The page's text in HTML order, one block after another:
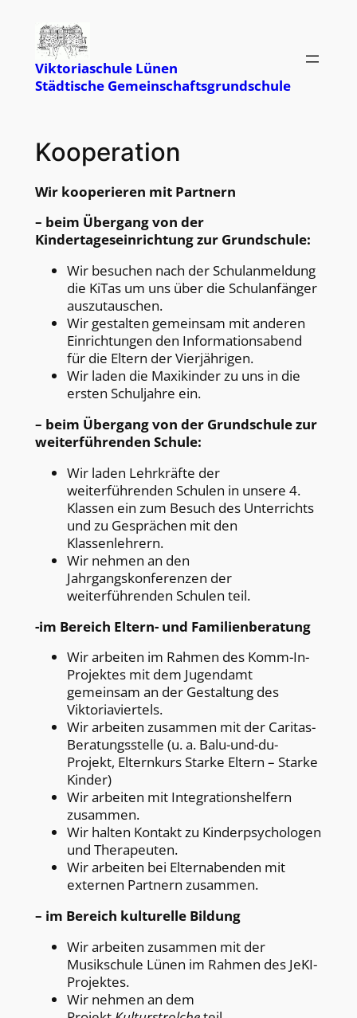
Inhalt
springen
Viktoriaschule Lünen
Städtische Gemeinschaftsgrundschule
Kooperation
Wir kooperieren mit Partnern
– beim Übergang von der
Kindertageseinrichtung zur Grundschule:
Wir besuchen nach der Schulanmeldung
die KiTas um uns über die Schulanfänger
auszutauschen.
Wir gestalten gemeinsam mit anderen
Einrichtungen den Informationsabend
für die Eltern der Vierjährigen.
Wir laden die Maxikinder zu uns in die
ersten Schuljahre ein.
– beim Übergang von der Grundschule zur
weiterführenden Schule:
Wir laden Lehrkräfte der
weiterführenden Schulen in unsere 4.
Klassen ein zum Besuch des Unterrichts
und zu Gesprächen mit den
Klassenlehrern.
Wir nehmen an den
Jahrgangskonferenzen der
weiterführenden Schulen teil.
-im Bereich Eltern- und Familienberatung
Wir arbeiten im Rahmen des Komm-In-
Projektes mit dem Jugendamt
gemeinsam an der Gestaltung des
Viktoriaviertels.
Wir arbeiten zusammen mit der Caritas-
Beratungsstelle (u. a. Balu-und-du-
Projekt, Elternkurs Starke Eltern – Starke
Kinder)
Wir arbeiten mit Integrationshelfern
zusammen.
Wir halten Kontakt zu Kinderpsychologen
und Therapeuten.
Wir arbeiten bei Elternabenden mit
externen Partnern zusammen.
– im Bereich kulturelle Bildung
Wir arbeiten zusammen mit der
Musikschule Lünen im Rahmen des JeKI-
Projektes.
Wir nehmen an dem